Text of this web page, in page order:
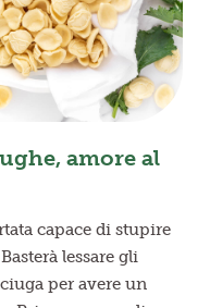
amore al
capace di stupire
lessare gli
per avere un